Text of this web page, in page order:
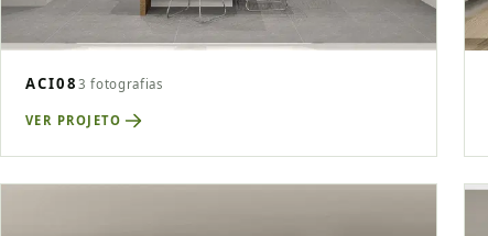
ACI08 3 fotografias
VER PROJETO